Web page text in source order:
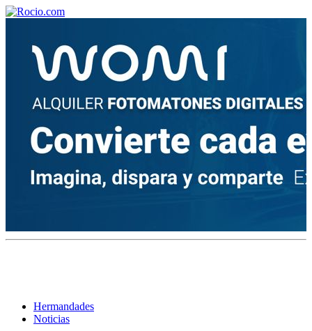
Hermandades
Noticias
¡Bienvenido! Soy el asistente virtual de rocio.com.
¿En qué puedo ayudarte?
¿Cuándo se construyó la primera ermita?
El traslado cada siete años